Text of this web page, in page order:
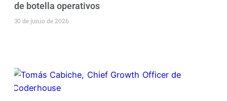
de botella operativos
30 de junio de 2026